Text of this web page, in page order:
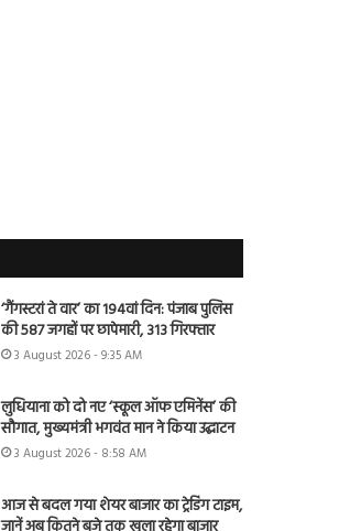
‘गैंगस्टरां ते वार’ का 194वां दिन: पंजाब पुलिस
की 587 जगहों पर छापेमारी, 313 गिरफ्तार
3 August 2026 - 9:35 AM
लुधियाना को दो नए ‘स्कूल ऑफ एमिनेंस’ की
सौगात, मुख्यमंत्री भगवंत मान ने किया उद्घाटन
3 August 2026 - 8:58 AM
आज से बदल गया शेयर बाजार का ट्रेडिंग टाइम,